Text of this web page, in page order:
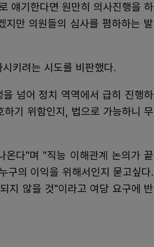
얘기한다면 원만히 의사진행을 하
지만 의원들의 심사를 폄하하는 발
키려는 시도를 비판했다.
넘어 정치 역역에서 급히 진행하
기 위함인지, 법으로 가능하니 무
온다"며 "직능 이해관계 논의가 끝
구의 이익을 위해서인지 묻고싶다.
지 않을 것"이라고 여당 요구에 반